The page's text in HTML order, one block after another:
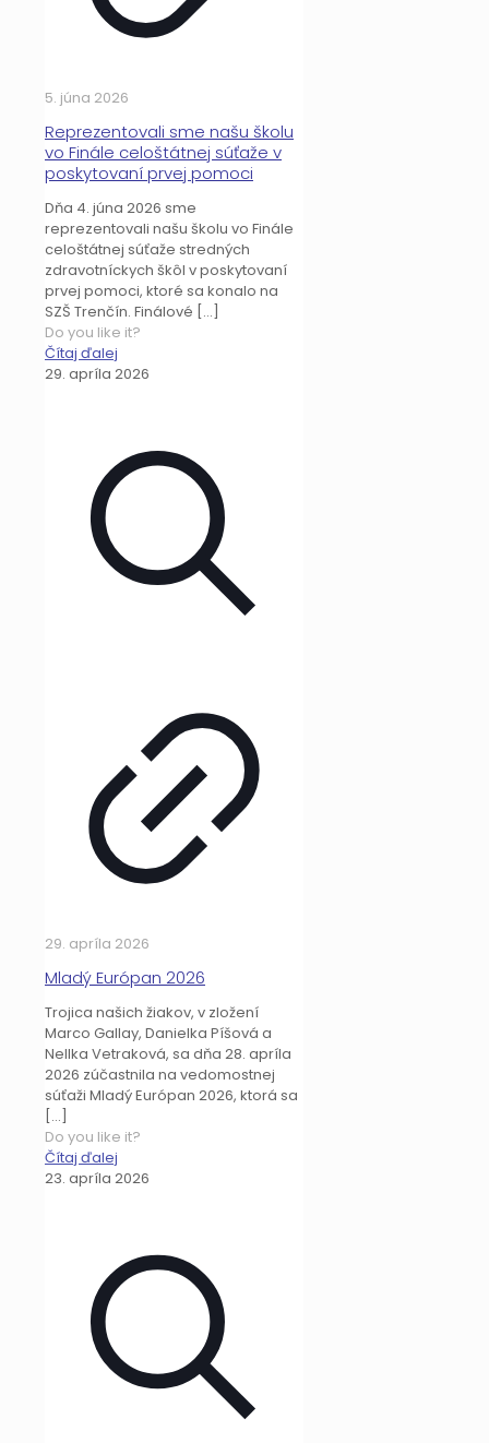
5. júna 2026
Reprezentovali sme našu školu
vo Finále celoštátnej súťaže v
poskytovaní prvej pomoci
Dňa 4. júna 2026 sme
reprezentovali našu školu vo Finále
celoštátnej súťaže stredných
zdravotníckych škôl v poskytovaní
prvej pomoci, ktoré sa konalo na
SZŠ Trenčín. Finálové […]
Do you like it?
Čítaj ďalej
29. apríla 2026
29. apríla 2026
Mladý Európan 2026
Trojica našich žiakov, v zložení
Marco Gallay, Danielka Píšová a
Nellka Vetraková, sa dňa 28. apríla
2026 zúčastnila na vedomostnej
súťaži Mladý Európan 2026, ktorá sa
[…]
Do you like it?
Čítaj ďalej
23. apríla 2026